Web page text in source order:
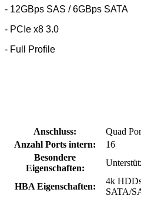
- 12GBps SAS / 6GBps SATA
- PCIe x8 3.0
- Full Profile
Anschluss:
Quad
Anzahl Ports intern:
16
Besondere
Eigenschaften:
HBA Eigenschaften:
4k
SATA/